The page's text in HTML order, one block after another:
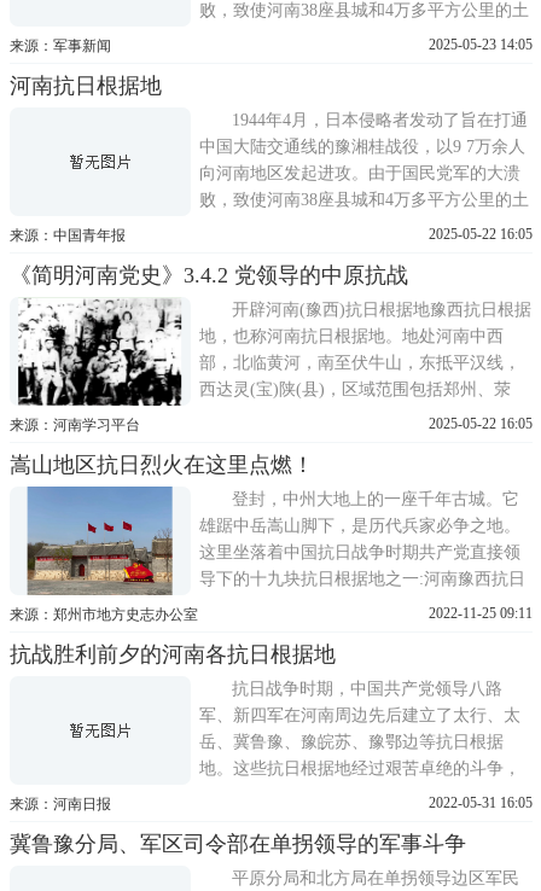
败，致使河南38座县城和4万多平方公里的土
地被日军侵占。对此，中共中央发出指示，
示新四军：今后发展方向应该确定向河南发
展，完成绾毂中原的战略任
来源：军事新闻 2025-05-23 14:05
河南抗日根据地
1944年4月，日本侵略者发动了旨在打通
中国大陆交通线的豫湘桂战役，以9 7万余人
向河南地区发起进攻。由于国民党军的大溃
败，致使河南38座县城和4万多平方公里的土
地被日军侵占。对此，中共中央发出指示，
装，建立根据地。6月23日，刘少奇、陈毅电
示新四军：今后发展方向应该确定向河南发
展，完成绾毂中原的战略任
来源：中国青年报 2025-05-22 16:05
《简明河南党史》3.4.2 党领导的中原抗战
开辟河南(豫西)抗日根据地豫西抗日根据
地，也称河南抗日根据地。地处河南中西
部，北临黄河，南至伏牛山，东抵平汉线，
西达灵(宝)陕(县)，区域范围包括郑州、荥
阳、巩县、偃师、洛阳、新安、渑池、洛
日军发动河南战役，豫西大片国土沦陷。6月
30日，中央指示太行、太岳根据地派遣部队
深入豫西开展游击战争。9
来源：河南学习平台 2025-05-22 16:05
嵩山地区抗日烈火在这里点燃！
登封，中州大地上的一座千年古城。它
雄踞中岳嵩山脚下，是历代兵家必争之地。
这里坐落着中国抗日战争时期共产党直接领
导下的十九块抗日根据地之一:河南豫西抗日
根据地，被誉为河南的红都，豫西的小延
起了春季、夏季和反攻攻势，阻断了敌人继
续西进的步伐，胜利完成中央发展河南、绾
毂中原的战略任务，加快
来源：郑州市地方史志办公室 2022-11-25 09:11
抗战胜利前夕的河南各抗日根据地
抗日战争时期，中国共产党领导八路
军、新四军在河南周边先后建立了太行、太
岳、冀鲁豫、豫皖苏、豫鄂边等抗日根据
地。这些抗日根据地经过艰苦卓绝的斗争，
挫败了1941年、1942年日伪军发动的多次扫
了抗战最困难的时期，在一些地区开展对日
伪发起攻势作战。1944年河南战役后，河南
来源：河南日报 2022-05-31 16:05
冀鲁豫分局、军区司令部在单拐领导的军事斗争
平原分局和北方局在单拐领导边区军民